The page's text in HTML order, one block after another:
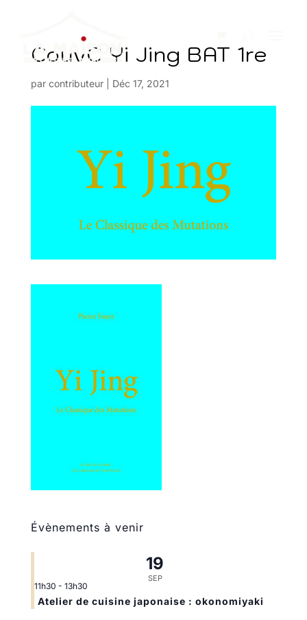
CouvC Yi Jing BAT 1re
par contributeur| Déc 17, 2021
Évènements à venir
19
SEP
11h30 - 13h30
Atelier de cuisine japonaise : okonomiyaki